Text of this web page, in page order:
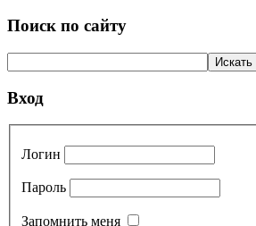
Поиск по сайту
Вход
Логин
Пароль
Запомнить меня